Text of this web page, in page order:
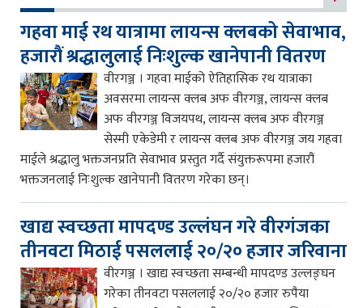
गहवा माई रथ यात्रामा लायन्स क्लबको सेवाभाव,
हजारौं श्रद्धालुलाई निःशुल्क खानेपानी वितरण
वीरगञ्ज । गहवा माईको ऐतिहासिक रथ यात्राका
अवसरमा लायन्स क्लब अफ वीरगञ्ज, लायन्स क्लब
अफ वीरगञ्ज विजयपथ, लायन्स क्लब अफ वीरगञ्ज
सेस्मी एकेडेमी र लायन्स क्लब अफ वीरगञ्ज जय गहवा
माईले श्रद्धालु भक्तजनप्रति सेवाभाव प्रस्तुत गर्दै संयुक्तरूपमा हजारौं
भक्तजनलाई निःशुल्क खानेपानी वितरण गरेका छन्।
खाद्य स्वच्छता मापदण्ड उल्लंघन गरे वीरगंजका
तीनवटा मिठाई पसललाई २०/२० हजार जरिवाना
वीरगञ्ज । खाद्य स्वच्छता सम्बन्धी मापदण्ड उल्लङ्घन
गरेका तीनवटा पसललाई २०/२० हजार रुपैया